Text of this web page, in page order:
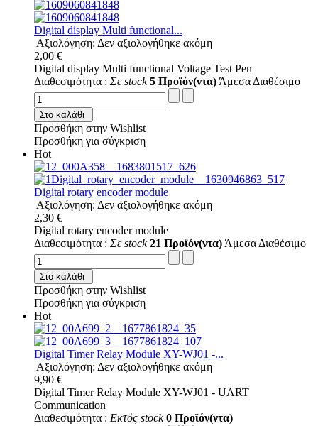
Digital display Multi functional...
Αξιολόγηση: Δεν αξιολογήθηκε ακόμη
2,00 €
Digital display Multi functional Voltage Test Pen
Διαθεσιμότητα : Σε stock 5 Προϊόν(ντα) Άμεσα Διαθέσιμο
Στο καλάθι
Προσθήκη στην Wishlist
Προσθήκη για σύγκριση
Hot
Digital rotary encoder module
Αξιολόγηση: Δεν αξιολογήθηκε ακόμη
2,30 €
Digital rotary encoder module
Διαθεσιμότητα : Σε stock 21 Προϊόν(ντα) Άμεσα Διαθέσιμο
Στο καλάθι
Προσθήκη στην Wishlist
Προσθήκη για σύγκριση
Hot
Digital Timer Relay Module XY-WJ01 -...
Αξιολόγηση: Δεν αξιολογήθηκε ακόμη
9,90 €
Digital Timer Relay Module XY-WJ01 - UART
Communication
Διαθεσιμότητα : Εκτός stock 0 Προϊόν(ντα)